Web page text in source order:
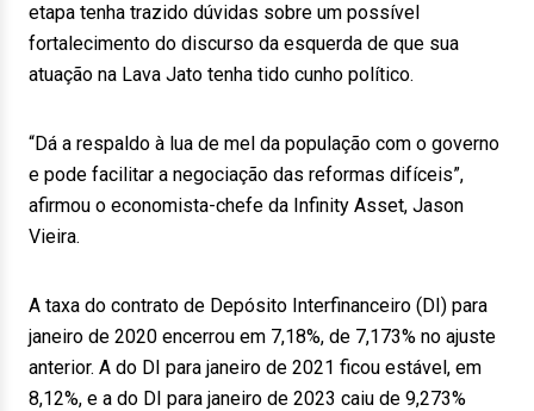
etapa tenha trazido dúvidas sobre um possível
fortalecimento do discurso da esquerda de que sua
atuação na Lava Jato tenha tido cunho político.
“Dá a respaldo à lua de mel da população com o governo
e pode facilitar a negociação das reformas difíceis”,
afirmou o economista-chefe da Infinity Asset, Jason
Vieira.
A taxa do contrato de Depósito Interfinanceiro (DI) para
janeiro de 2020 encerrou em 7,18%, de 7,173% no ajuste
anterior. A do DI para janeiro de 2021 ficou estável, em
8,12%, e a do DI para janeiro de 2023 caiu de 9,273%